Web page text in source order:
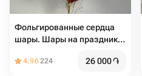
Фольгированные сердца
шары. Шары на праздник.
Подарок на мероприятие.
4.96224 26 000֏